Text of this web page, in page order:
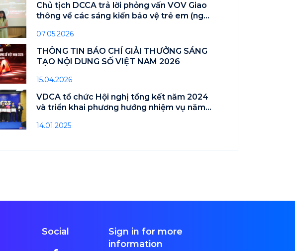
Chủ tịch DCCA trả lời phỏng vấn VOV Giao
thông về các sáng kiến bảo vệ trẻ em (ngày
07.05.2026
THÔNG TIN BÁO CHÍ GIẢI THƯỞNG SÁNG
TẠO NỘI DUNG SỐ VIỆT NAM 2026
15.04.2026
VDCA tổ chức Hội nghị tổng kết năm 2024
và triển khai phương hướng nhiệm vụ năm
14.01.2025
Social
Sign in for more
information